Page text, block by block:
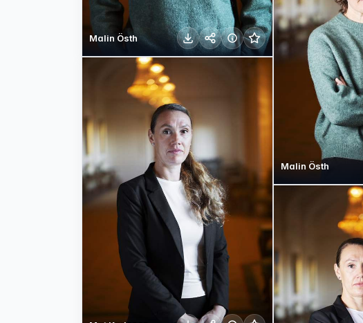
Malin Östh
Malin Östh